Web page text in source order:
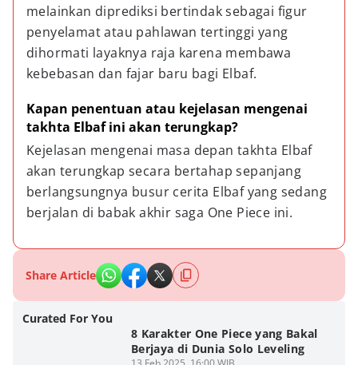
melainkan diprediksi bertindak sebagai figur
penyelamat atau pahlawan tertinggi yang
dihormati layaknya raja karena membawa
kebebasan dan fajar baru bagi Elbaf.
Kapan penentuan atau kejelasan mengenai
takhta Elbaf ini akan terungkap?
Kejelasan mengenai masa depan takhta Elbaf
akan terungkap secara bertahap sepanjang
berlangsungnya busur cerita Elbaf yang sedang
berjalan di babak akhir saga One Piece ini.
Share Article
Curated For You
8 Karakter One Piece yang Bakal
Berjaya di Dunia Solo Leveling